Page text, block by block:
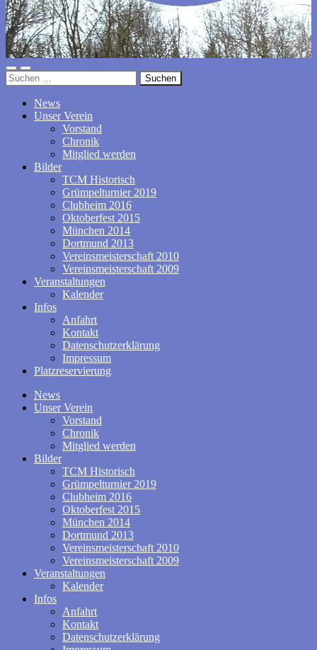
TC
Malterdingen
Mobile-
Menü
Suchfeld
ein-/ausblenden
Suchen
nach:
News
Unser Verein
Vorstand
Chronik
Mitglied werden
Bilder
TCM Historisch
Grümpelturnier 2019
Clubheim 2016
Oktoberfest 2015
München 2014
Dortmund 2013
Vereinsmeisterschaft 2010
Vereinsmeisterschaft 2009
Veranstaltungen
Kalender
Infos
Anfahrt
Kontakt
Datenschutzerklärung
Impressum
Platzreservierung
News
Unser Verein
Vorstand
Chronik
Mitglied werden
Bilder
TCM Historisch
Grümpelturnier 2019
Clubheim 2016
Oktoberfest 2015
München 2014
Dortmund 2013
Vereinsmeisterschaft 2010
Vereinsmeisterschaft 2009
Veranstaltungen
Kalender
Infos
Anfahrt
Kontakt
Datenschutzerklärung